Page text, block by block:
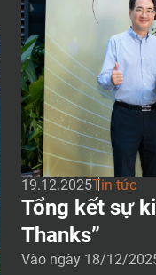
19.12.2025Tin tức
Tổng kết sự
Thanks”
Vào ngày 18/12/